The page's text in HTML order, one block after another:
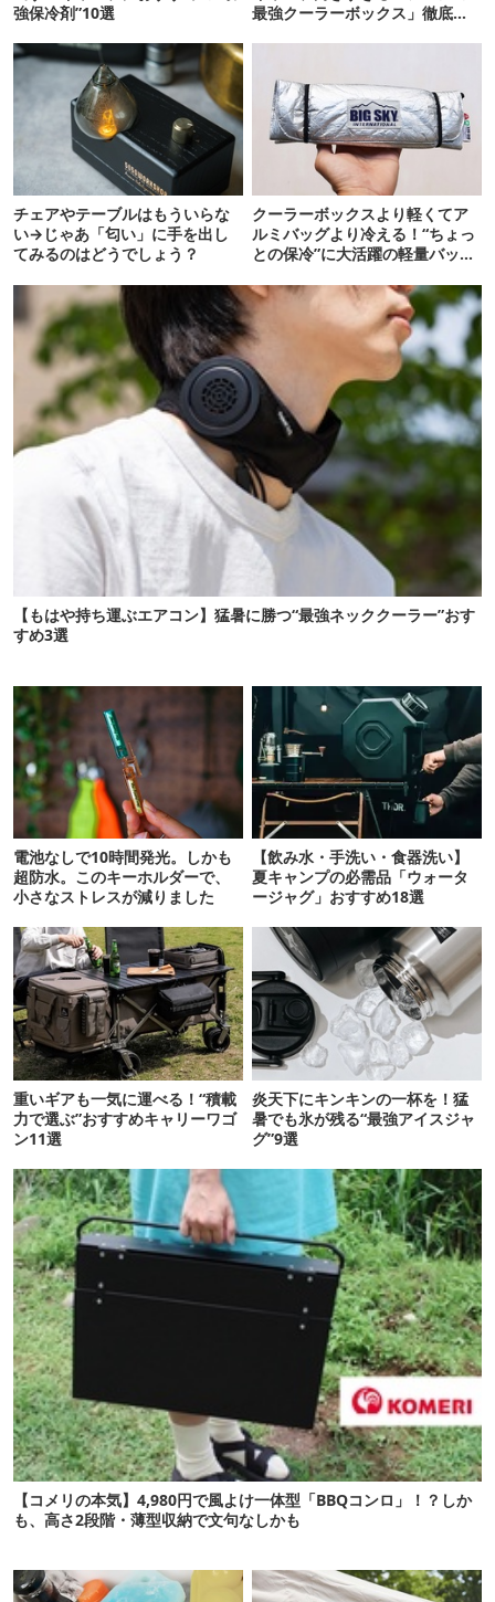
強保冷剤”10選
最強クーラーボックス」徹底解
チェアやテーブルはもういらな
い→じゃあ「匂い」に手を出し
てみるのはどうでしょう？
クーラーボックスより軽くてア
ルミバッグより冷える！“ちょっ
との保冷”に大活躍の軽量バッグ
【もはや持ち運ぶエアコン】猛暑に勝つ“最強ネッククーラー”おす
すめ3選
電池なしで10時間発光。しかも
超防水。このキーホルダーで、
小さなストレスが減りました
【飲み水・手洗い・食器洗い】
夏キャンプの必需品「ウォータ
ージャグ」おすすめ18選
重いギアも一気に運べる！“積載
力で選ぶ”おすすめキャリーワゴ
ン11選
炎天下にキンキンの一杯を！猛
暑でも氷が残る“最強アイスジャ
グ”9選
【コメリの本気】4,980円で風よけ一体型「BBQコンロ」！？しか
も、高さ2段階・薄型収納で文句なしかも